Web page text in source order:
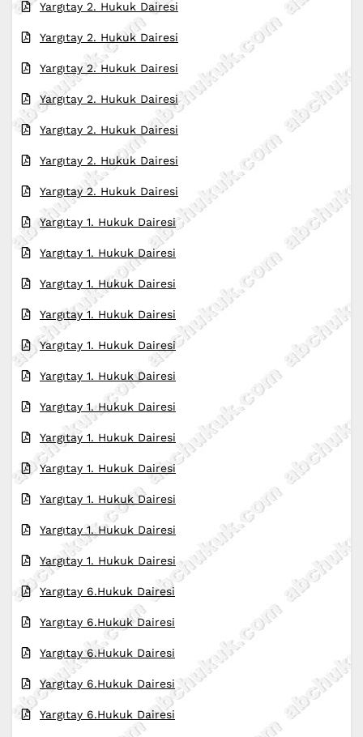
Yargıtay 2. Hukuk Dairesi
Yargıtay 2. Hukuk Dairesi
Yargıtay 2. Hukuk Dairesi
Yargıtay 2. Hukuk Dairesi
Yargıtay 2. Hukuk Dairesi
Yargıtay 2. Hukuk Dairesi
Yargıtay 2. Hukuk Dairesi
Yargıtay 1. Hukuk Dairesi
Yargıtay 1. Hukuk Dairesi
Yargıtay 1. Hukuk Dairesi
Yargıtay 1. Hukuk Dairesi
Yargıtay 1. Hukuk Dairesi
Yargıtay 1. Hukuk Dairesi
Yargıtay 1. Hukuk Dairesi
Yargıtay 1. Hukuk Dairesi
Yargıtay 1. Hukuk Dairesi
Yargıtay 1. Hukuk Dairesi
Yargıtay 1. Hukuk Dairesi
Yargıtay 1. Hukuk Dairesi
Yargıtay 6.Hukuk Dairesi
Yargıtay 6.Hukuk Dairesi
Yargıtay 6.Hukuk Dairesi
Yargıtay 6.Hukuk Dairesi
Yargıtay 6.Hukuk Dairesi